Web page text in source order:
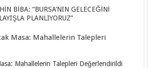
BİBA: “BURSA’NIN GELECEĞİNİ
PLANLIYORUZ”
Mahallelerin Talepleri Değerlendirildi